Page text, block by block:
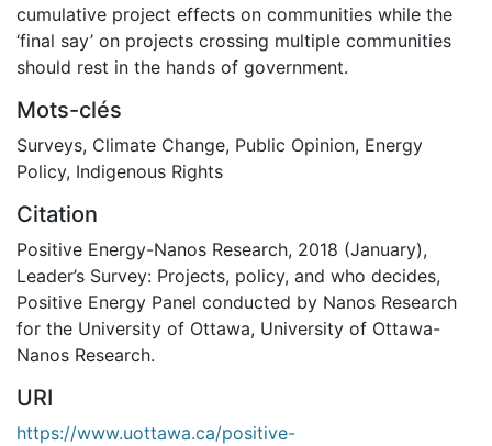
cumulative project effects on communities while the
‘final say’ on projects crossing multiple communities
should rest in the hands of government.
Mots-clés
Surveys, Climate Change, Public Opinion, Energy
Policy, Indigenous Rights
Citation
Positive Energy-Nanos Research, 2018 (January),
Leader’s Survey: Projects, policy, and who decides,
Positive Energy Panel conducted by Nanos Research
for the University of Ottawa, University of Ottawa-
Nanos Research.
URI
https://www.uottawa.ca/positive-